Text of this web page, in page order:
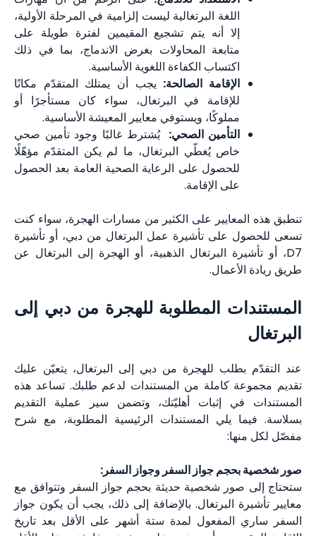
اللغة البرتغالية ليست إلزامية في المرحلة الأولية،
إلا أنه يتم تشجيع المقيمين لفترة طويلة على
متابعة المحاولات بغرض الاندماج، بما في ذلك
اكتساب الكفاءة اللغوية الأساسية.
الإقامة الصالحة: يجب أن يمتلك المتقدّم مكانًا
للإقامة في البرتغال، سواء كان مستأجرًا أو
مملوكًا، ويستوفي معايير المعيشة الأساسية.
التأمين الصحي: يُشترط غالبًا وجود تأمين صحي
خاص يُغطّي البرتغال، ما لم يكن المتقدّم مؤهّلًا
للحصول على الرعاية الصحية العامة بعد الحصول
على الإقامة.
تنطبق هذه المعايير على الكثير من مسارات الهجرة، سواء كنت
تسعى للحصول على تأشيرة عمل البرتغال من دبي، أو تأشيرة
D7، أو تأشيرة البرتغال الذهبية، أو الهجرة إلى البرتغال عن
طريق ريادة الأعمال.
المستندات المطلوبة للهجرة من دبي إلى
البرتغال
عند التقدّم بطلب للهجرة من دبي إلى البرتغال، يتعيّن عليك
تقديم مجموعة كاملة من المستندات لدعم طلبك. تساعد هذه
المستندات في إثبات أهليّتك، وتضمن سير عملية التقديم
بسلاسة. فيما يلي المستندات الرئيسية المطلوبة، مع شرح
مفصّل لكل منها:
صور شخصية بحجم جواز السفر وجواز السفر:
ستحتاج إلى صور شخصية حديثة بحجم جواز السفر وتتوافق مع
معايير تأشيرة البرتغال. بالإضافة إلى ذلك، يجب أن يكون جواز
السفر ساري المفعول لمدة ستة أشهر على الأقل بعد تاريخ